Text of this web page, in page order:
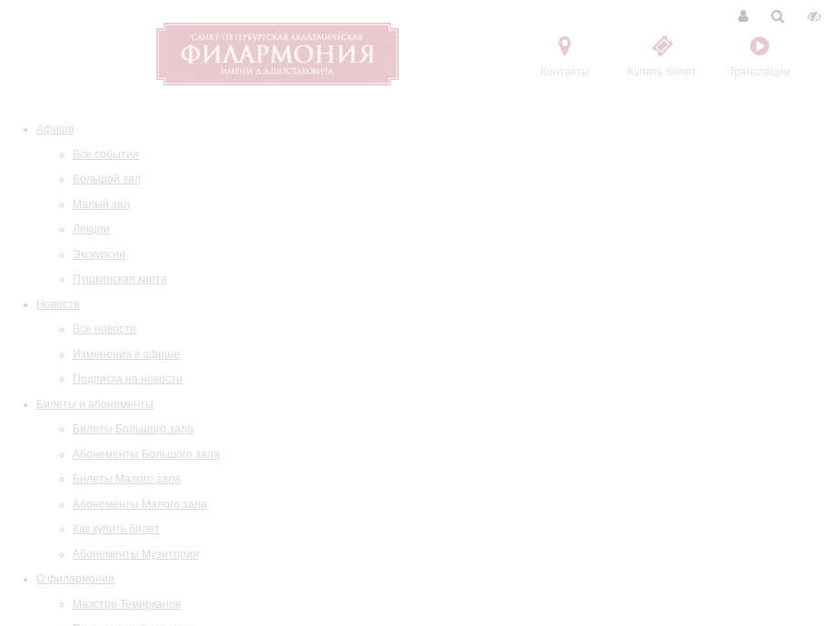
Контакты Купить билет Трансляции
Афиша
Все события
Большой зал
Малый зал
Лекции
Экскурсии
Пушкинская карта
Новости
Все новости
Изменения в афише
Подписка на новости
Билеты и абонементы
Билеты Большого зала
Абонементы Большого зала
Билеты Малого зала
Абонементы Малого зала
Как купить билет
Абонементы Музитория
О филармонии
Маэстро Темирканов